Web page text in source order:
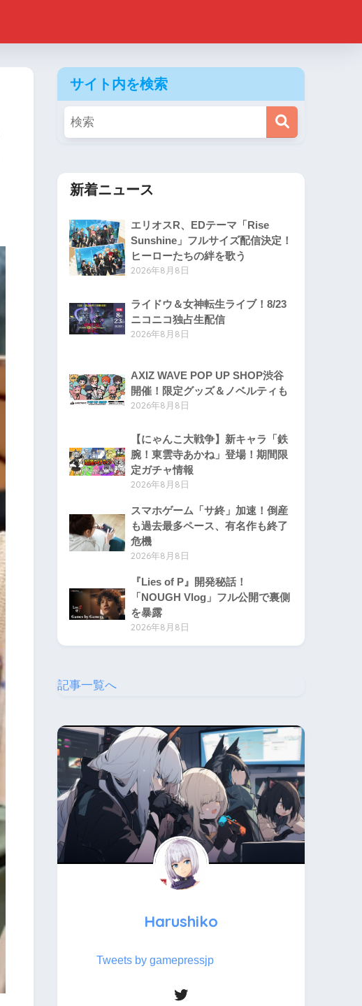
サイト内を検索
新着ニュース
エリオスR、EDテーマ「Rise
Sunshine」フルサイズ配信決定！
ヒーローたちの絆を歌う
2026年8月8日
ライドウ＆女神転生ライブ！8/23
ニコニコ独占生配信
2026年8月8日
AXIZ WAVE POP UP SHOP渋谷
開催！限定グッズ＆ノベルティも
2026年8月8日
【にゃんこ大戦争】新キャラ「鉄
腕！東雲寺あかね」登場！期間限
定ガチャ情報
2026年8月8日
スマホゲーム「サ終」加速！倒産
も過去最多ペース、有名作も終了
危機
2026年8月8日
『Lies of P』開発秘話！
「NOUGH Vlog」フル公開で裏側
を暴露
2026年8月8日
記事一覧へ
Harushiko
Tweets by gamepressjp